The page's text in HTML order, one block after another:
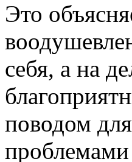
Это
себя, а на
поводом